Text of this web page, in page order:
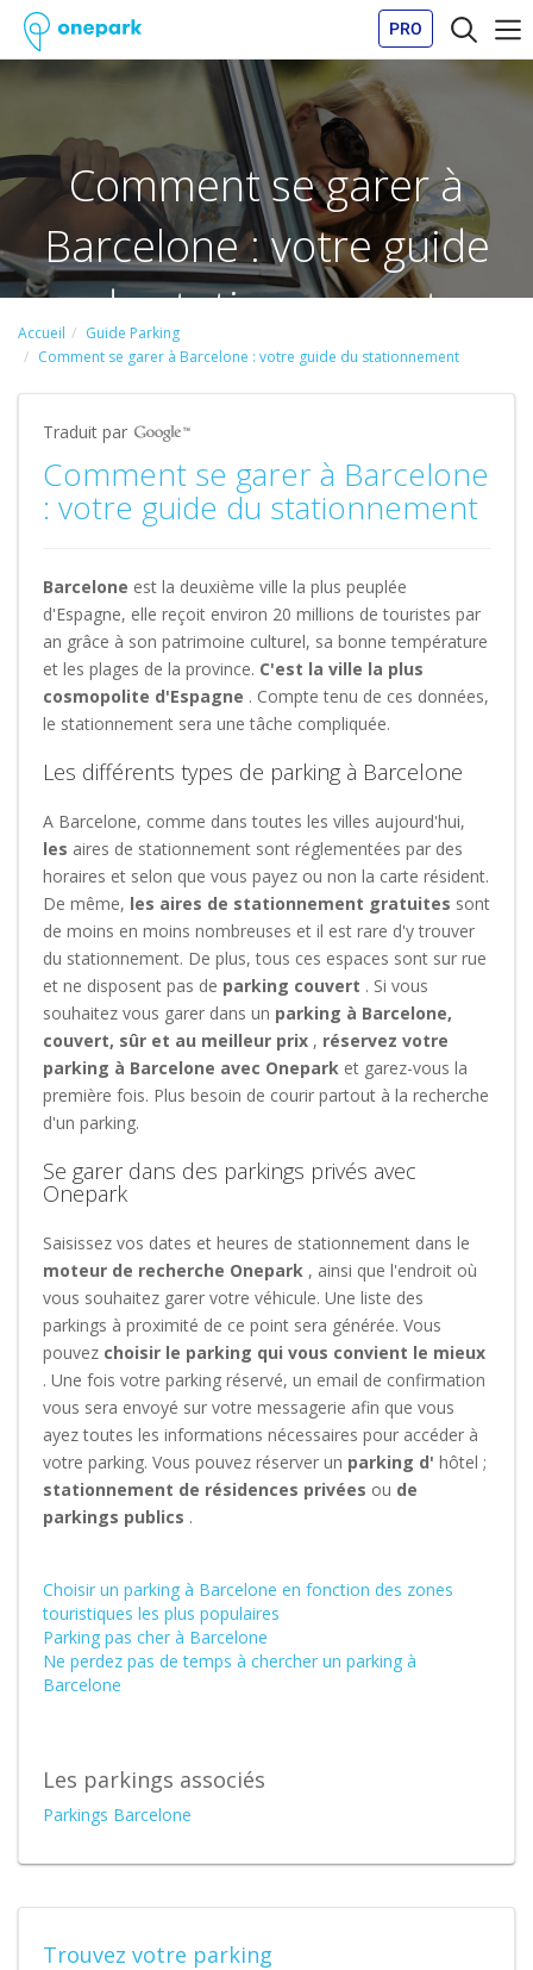
PRO
Comment se garer à
Barcelone : votre guide
du stationnement
Accueil
Guide Parking
Comment se garer à Barcelone : votre guide du stationnement
Traduit par
Comment se garer à Barcelone
: votre guide du stationnement
Barcelone est la deuxième ville la plus peuplée
d'Espagne, elle reçoit environ 20 millions de touristes par
an grâce à son patrimoine culturel, sa bonne température
et les plages de la province. C'est la ville la plus
cosmopolite d'Espagne . Compte tenu de ces données,
le stationnement sera une tâche compliquée.
Les différents types de parking à Barcelone
A Barcelone, comme dans toutes les villes aujourd'hui,
les aires de stationnement sont réglementées par des
horaires et selon que vous payez ou non la carte résident.
De même, les aires de stationnement gratuites sont
de moins en moins nombreuses et il est rare d'y trouver
du stationnement. De plus, tous ces espaces sont sur rue
et ne disposent pas de parking couvert . Si vous
souhaitez vous garer dans un parking à Barcelone,
couvert, sûr et au meilleur prix , réservez votre
parking à Barcelone avec Onepark et garez-vous la
première fois. Plus besoin de courir partout à la recherche
d'un parking.
Se garer dans des parkings privés avec
Onepark
Saisissez vos dates et heures de stationnement dans le
moteur de recherche Onepark , ainsi que l'endroit où
vous souhaitez garer votre véhicule. Une liste des
parkings à proximité de ce point sera générée. Vous
pouvez choisir le parking qui vous convient le mieux
. Une fois votre parking réservé, un email de confirmation
vous sera envoyé sur votre messagerie afin que vous
ayez toutes les informations nécessaires pour accéder à
votre parking. Vous pouvez réserver un parking d' hôtel ;
stationnement de résidences privées ou de
parkings publics .
Choisir un parking à Barcelone en fonction des zones
touristiques les plus populaires
Parking pas cher à Barcelone
Ne perdez pas de temps à chercher un parking à
Barcelone
Les parkings associés
Parkings Barcelone
Trouvez votre parking